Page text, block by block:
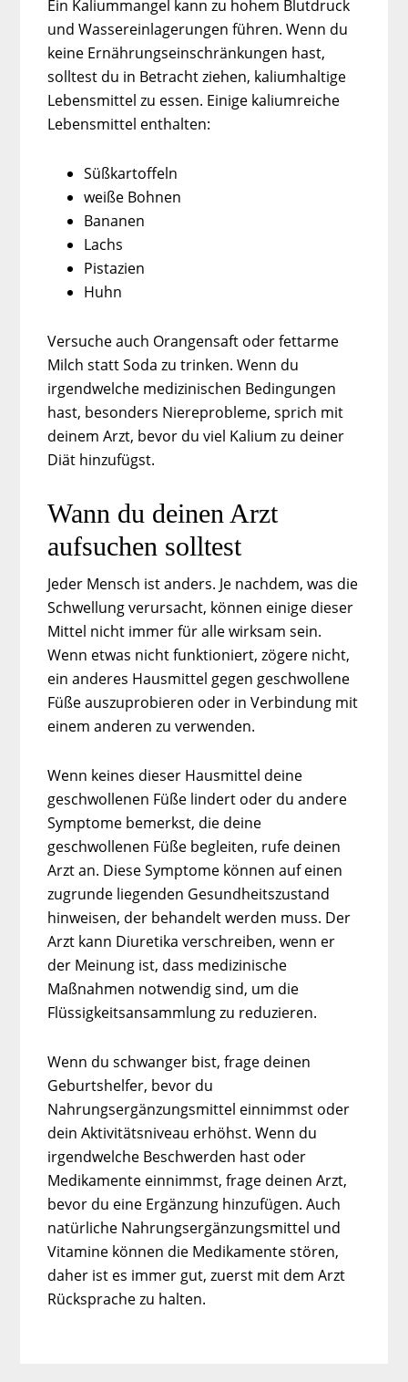
Ein Kaliummangel kann zu hohem Blutdruck
und Wassereinlagerungen führen. Wenn du
keine Ernährungseinschränkungen hast,
solltest du in Betracht ziehen, kaliumhaltige
Lebensmittel zu essen. Einige kaliumreiche
Lebensmittel enthalten:
Süßkartoffeln
weiße Bohnen
Bananen
Lachs
Pistazien
Huhn
Versuche auch Orangensaft oder fettarme
Milch statt Soda zu trinken. Wenn du
irgendwelche medizinischen Bedingungen
hast, besonders Niereprobleme, sprich mit
deinem Arzt, bevor du viel Kalium zu deiner
Diät hinzufügst.
Wann du deinen Arzt
aufsuchen solltest
Jeder Mensch ist anders. Je nachdem, was die
Schwellung verursacht, können einige dieser
Mittel nicht immer für alle wirksam sein.
Wenn etwas nicht funktioniert, zögere nicht,
ein anderes Hausmittel gegen geschwollene
Füße auszuprobieren oder in Verbindung mit
einem anderen zu verwenden.
Wenn keines dieser Hausmittel deine
geschwollenen Füße lindert oder du andere
Symptome bemerkst, die deine
geschwollenen Füße begleiten, rufe deinen
Arzt an. Diese Symptome können auf einen
zugrunde liegenden Gesundheitszustand
hinweisen, der behandelt werden muss. Der
Arzt kann Diuretika verschreiben, wenn er
der Meinung ist, dass medizinische
Maßnahmen notwendig sind, um die
Flüssigkeitsansammlung zu reduzieren.
Wenn du schwanger bist, frage deinen
Geburtshelfer, bevor du
Nahrungsergänzungsmittel einnimmst oder
dein Aktivitätsniveau erhöhst. Wenn du
irgendwelche Beschwerden hast oder
Medikamente einnimmst, frage deinen Arzt,
bevor du eine Ergänzung hinzufügen. Auch
natürliche Nahrungsergänzungsmittel und
Vitamine können die Medikamente stören,
daher ist es immer gut, zuerst mit dem Arzt
Rücksprache zu halten.